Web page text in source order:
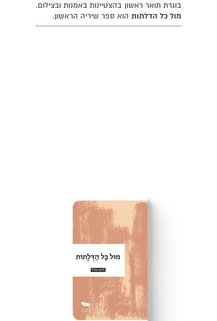
בוגרת תואר ראשון בהצטיינות באמנות ובצילום.
מול כל הדלתות הוא ספר שיריה הראשון.